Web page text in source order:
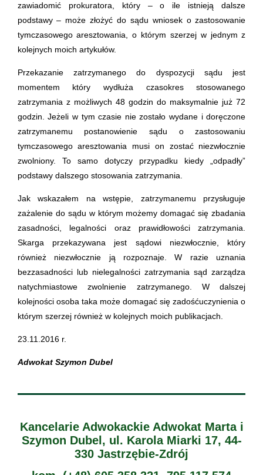
zawiadomić prokuratora, który – o ile istnieją dalsze
podstawy – może złożyć do sądu wniosek o zastosowanie
tymczasowego aresztowania, o którym szerzej w jednym z
kolejnych moich artykułów.
Przekazanie zatrzymanego do dyspozycji sądu jest
momentem który wydłuża czasokres stosowanego
zatrzymania z możliwych 48 godzin do maksymalnie już 72
godzin. Jeżeli w tym czasie nie zostało wydane i doręczone
zatrzymanemu postanowienie sądu o zastosowaniu
tymczasowego aresztowania musi on zostać niezwłocznie
zwolniony. To samo dotyczy przypadku kiedy „odpadły”
podstawy dalszego stosowania zatrzymania.
Jak wskazałem na wstępie, zatrzymanemu przysługuje
zażalenie do sądu w którym możemy domagać się zbadania
zasadności, legalności oraz prawidłowości zatrzymania.
Skarga przekazywana jest sądowi niezwłocznie, który
również niezwłocznie ją rozpoznaje. W razie uznania
bezzasadności lub nielegalności zatrzymania sąd zarządza
natychmiastowe zwolnienie zatrzymanego. W dalszej
kolejności osoba taka może domagać się zadośćuczynienia o
którym szerzej również w kolejnych moich publikacjach.
23.11.2016 r.
Adwokat Szymon Dubel
Kancelarie Adwokackie Adwokat Marta i
Szymon Dubel, ul. Karola Miarki 17, 44-
330 Jastrzębie-Zdrój